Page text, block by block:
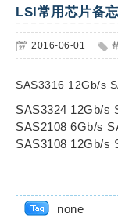
LSI常用芯片备
2016-06-01
SAS3316 12Gb/s
SAS3324 12Gb/s
SAS2108 6Gb/s
SAS3108 12Gb/s
none